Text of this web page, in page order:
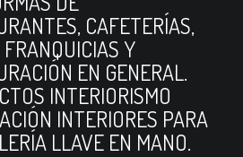
CAFETERÍAS,
FRANQUICIAS Y
EN GENERAL.
INTERIORISMO
INTERIORES PARA
LLAVE EN MANO.